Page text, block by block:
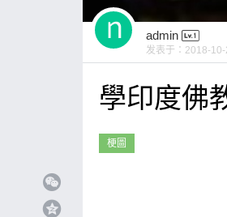
admin
发表于： 2018-
學印度佛
梗圖